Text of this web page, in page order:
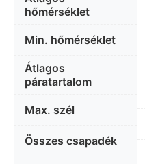
hőmérséklet
Min. hőmérséklet
Átlagos
páratartalom
Max. szél
Összes csapadék